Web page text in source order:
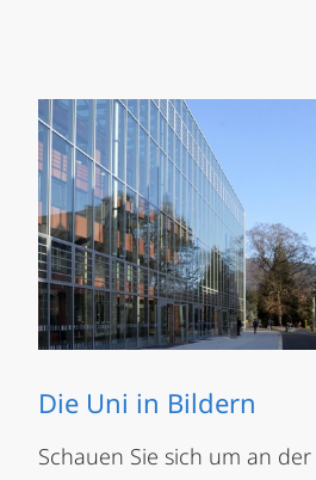
Die Uni in Bildern
Schauen Sie sich um an